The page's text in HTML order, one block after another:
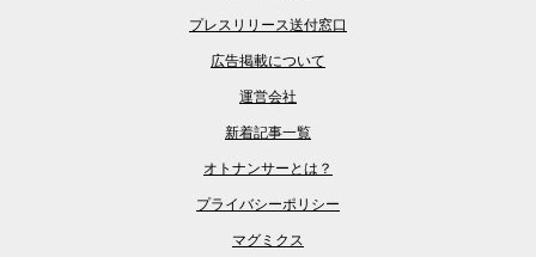
プレスリリース送付窓口
広告掲載について
運営会社
新着記事一覧
オトナンサーとは？
プライバシーポリシー
マグミクス